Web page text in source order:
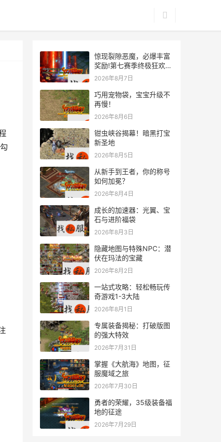
惊现裂隙恶魔，必爆丰富
奖励!第七赛季终极狂欢来
袭
2026年8月7日
巧用宠物袋，宝宝升级不
再慢！
2026年8月6日
钳虫峡谷揭幕！暗黑打宝
新圣地
2026年8月5日
从新手到王者，你的称号
如何加冕？
2026年8月4日
成长的加速器：光翼、宝
石与进阶福袋
2026年8月3日
隐藏地图与特殊NPC：潜
伏在玛法的宝藏
2026年8月2日
一站式攻略：轻松畅玩传
奇游戏1-3大陆
2026年8月1日
专属装备揭秘：打破版图
的强大特效
2026年7月31日
掌握《大航海》地图，征
服魔域之旅
2026年7月30日
勇者的荣耀，35级装备福
地的征途
2026年7月29日